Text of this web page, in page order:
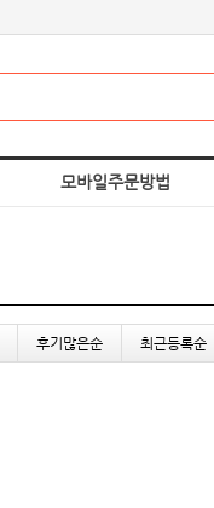
모바일주문방법
후기많은순 최근등록순